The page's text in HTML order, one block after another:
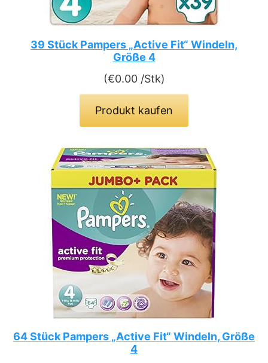
39 Stück Pampers „Active Fit“ Windeln,
Größe 4
(€0.00 /Stk)
Produkt kaufen
64 Stück Pampers „Active Fit“ Windeln, Größe
4